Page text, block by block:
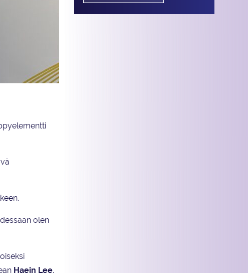
olen
Haein Lee.